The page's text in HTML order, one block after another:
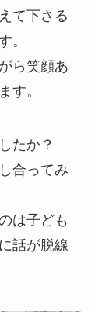
て下さる
。
ら笑顔あ
す。
たか？
合ってみ
は子ども
話が脱線